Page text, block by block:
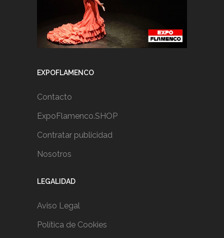
EXPOFLAMENCO
Contacto
ExpoFlamenco.SHOP
Contratar publicidad
Nosotros
LEGALIDAD
Aviso Legal
Política de Cookies